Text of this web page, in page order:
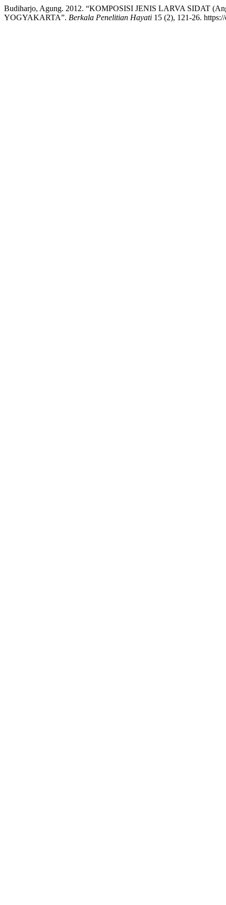
Budiharjo, Agung. 2012. “KOMPOSISI JENIS LARVA SIDAT
YOGYAKARTA”. Berkala Penelitian Hayati 15 (2), 121-26.